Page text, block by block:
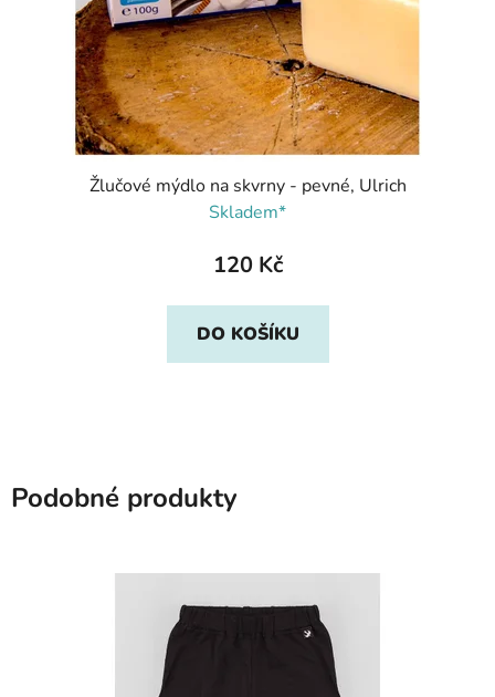
Žlučové mýdlo na skvrny - pevné, Ulrich
Skladem*
120 Kč
DO KOŠÍKU
Podobné produkty